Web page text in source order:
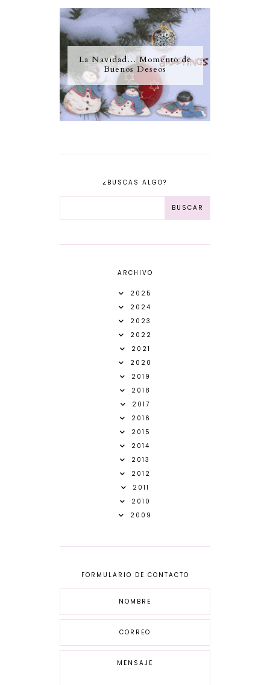
La Navidad... Momento de
Buenos Deseos
¿BUSCAS ALGO?
ARCHIVO
2025
2024
2023
2022
2021
2020
2019
2018
2017
2016
2015
2014
2013
2012
2011
2010
2009
FORMULARIO DE CONTACTO